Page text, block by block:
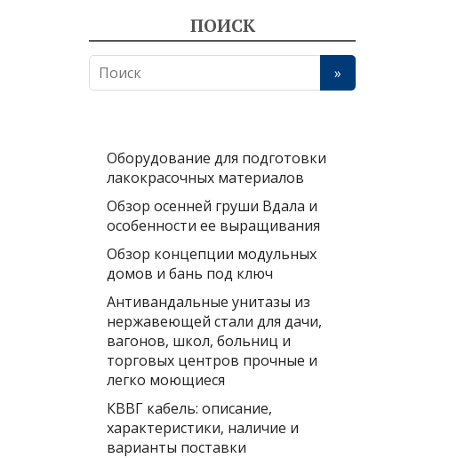
ПОИСК
Оборудование для подготовки
лакокрасочных материалов
Обзор осенней груши Вдала и
особенности ее выращивания
Обзор концепции модульных
домов и бань под ключ
Антивандальные унитазы из
нержавеющей стали для дачи,
вагонов, школ, больниц и
торговых центров прочные и
легко моющиеся
КВВГ кабель: описание,
характеристики, наличие и
варианты поставки